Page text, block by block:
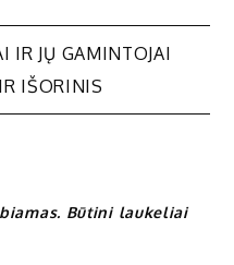
IR JŲ GAMINTOJAI
IŠORINIS
Būtini laukeliai